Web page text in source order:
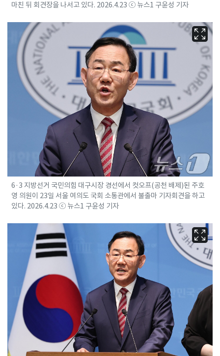
마친 뒤 회견장을 나서고 있다. 2026.4.23 ⓒ 뉴스1 구윤성 기자
6·3 지방선거 국민의힘 대구시장 경선에서 컷오프(공천 배제)된 주호
영 의원이 23일 서울 여의도 국회 소통관에서 불출마 기자회견을 하고
있다. 2026.4.23 ⓒ 뉴스1 구윤성 기자